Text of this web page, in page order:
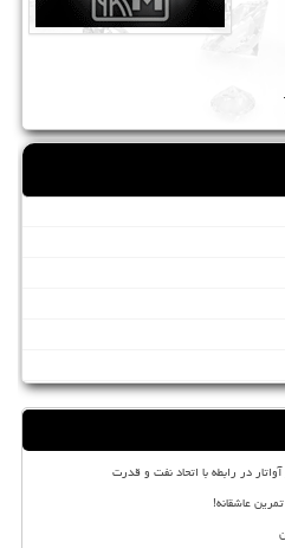
در رابطه با اتحاد نفت و قدرت
عاشقانه!